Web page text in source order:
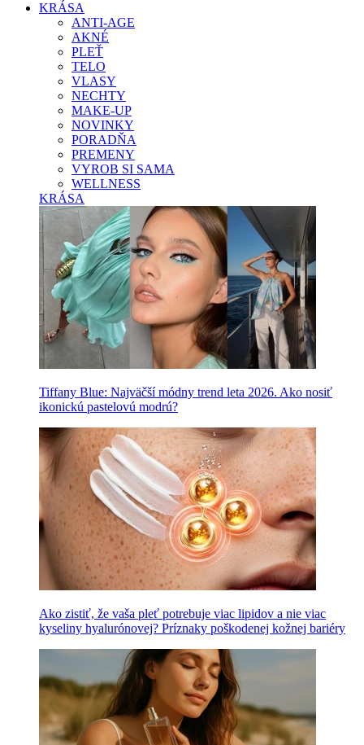
KRÁSA
ANTI-AGE
AKNÉ
PLEŤ
TELO
VLASY
NECHTY
MAKE-UP
NOVINKY
PORADŇA
PREMENY
VYROB SI SAMA
WELLNESS
KRÁSA
Tiffany Blue: Najväčší módny trend leta 2026. Ako nosiť
ikonickú pastelovú modrú?
Ako zistiť, že vaša pleť potrebuje viac lipidov a nie viac
kyseliny hyalurónovej? Príznaky poškodenej kožnej bariéry